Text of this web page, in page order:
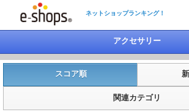
ネットショップランキング！
アクセサリー
スコア順
関連カテゴリ